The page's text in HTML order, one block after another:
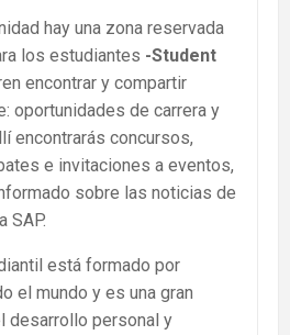
hay una zona reservada
los estudiantes -Student
encontrar y compartir
oportunidades de carrera y
encontrarás concursos,
e invitaciones a eventos,
sobre las noticias de
SAP.
está formado por
el mundo y es una gran
desarrollo personal y